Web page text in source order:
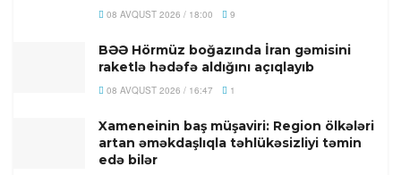
08 AVQUST 2026 / 18:00 9
BƏƏ Hörmüz boğazında İran gəmisini
raketlə hədəfə aldığını açıqlayıb
08 AVQUST 2026 / 16:47 1
Xameneinin baş müşaviri: Region ölkələri
artan əməkdaşlıqla təhlükəsizliyi təmin
edə bilər